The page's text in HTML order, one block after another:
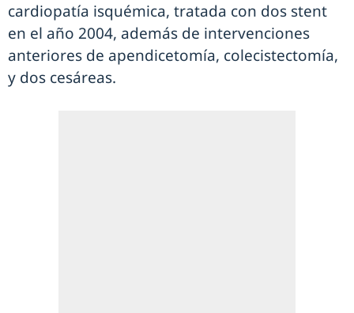
cardiopatía isquémica, tratada con dos stent
en el año 2004, además de intervenciones
anteriores de apendicetomía, colecistectomía,
y dos cesáreas.